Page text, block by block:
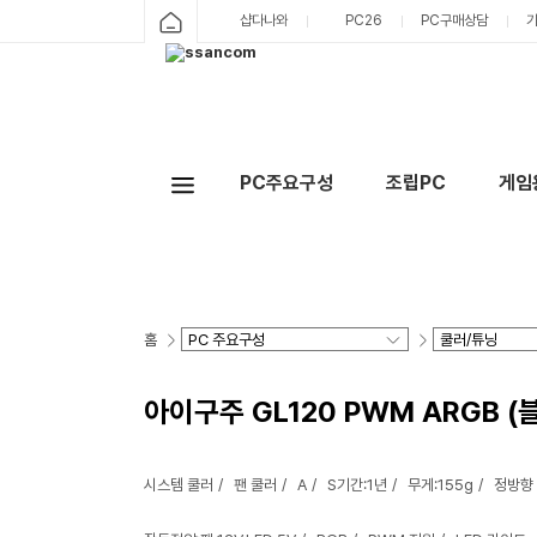
샵다나와 PC26 PC구매상담
PC주요구성 조립PC 게
홈
아이구주 GL120 PWM ARGB (
시스템 쿨러 팬 쿨러 A S기간:1년 무게:155g 정방향